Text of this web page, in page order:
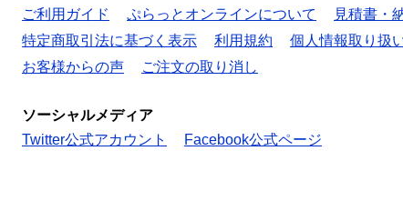
ご利用ガイド
ぷらっとオンラインについて 見積書・
特定商取引法に基づく表示
利用規約 個人情報取り扱
お客様からの声
ご注文の取り消し
ソーシャルメディア
Twitter公式アカウント
Facebook公式ページ